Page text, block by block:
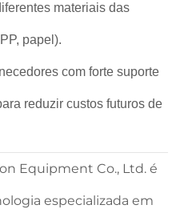
materiais das
papel).
com forte suporte
reduzir custos futuros de
Equipment Co., Ltd. é
especializada em